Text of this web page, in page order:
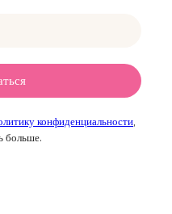
конфиденциальности
больше.